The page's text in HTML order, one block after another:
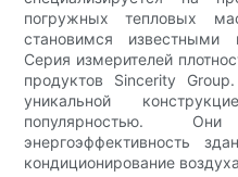
погружных тепловых
становимся
Серия измерителей
продуктов Sincerity
уникальной
популярностью.
энергоэффективность
кондиционирование